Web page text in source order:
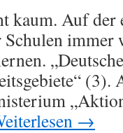
kaum. Auf der
(3).
→